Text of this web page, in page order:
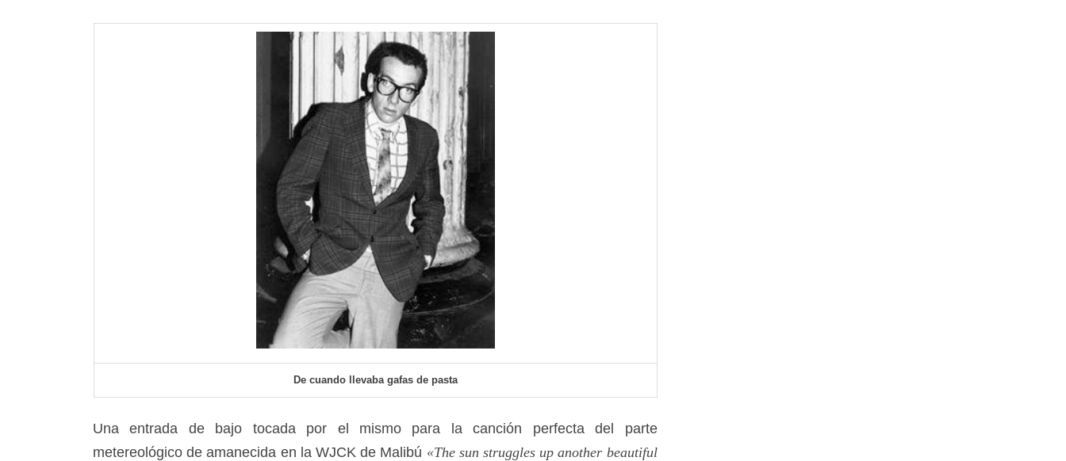
De cuando llevaba gafas de pasta
Una entrada de bajo tocada por el mismo para la canción perfecta del parte
metereológico de amanecida en la WJCK de Malibú «The sun struggles up another beautiful